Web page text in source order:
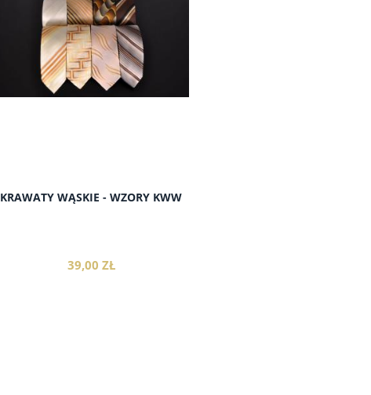
KRAWATY WĄSKIE - WZORY KWW
39,00 ZŁ